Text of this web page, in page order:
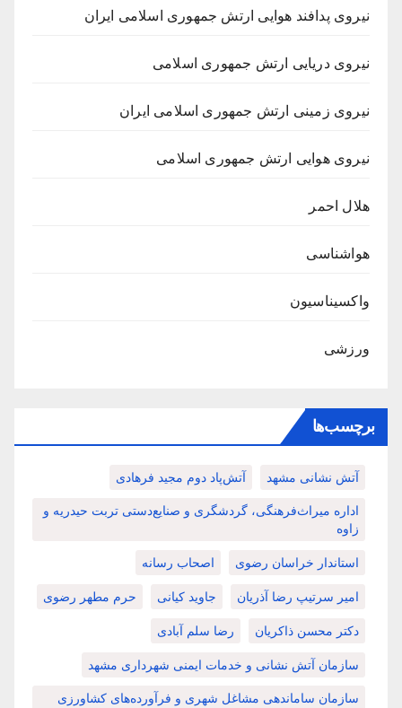
نیروی پدافند هوایی ارتش جمهوری اسلامی ایران
نیروی دریایی ارتش جمهوری اسلامی
نیروی زمینی ارتش جمهوری اسلامی ایران
نیروی هوایی ارتش جمهوری اسلامی
هلال احمر
هواشناسی
واکسیناسیون
ورزشی
برچسب‌ها
آتش نشانی مشهد آتش‌پاد دوم مجید فرهادی
اداره میراث‌فرهنگی، گردشگری و صنایع‌دستی تربت حیدریه و
زاوه
استاندار خراسان رضوی اصحاب رسانه
امیر سرتیپ رضا آذریان جاوید کیانی حرم مطهر رضوی
دکتر محسن ذاکریان رضا سلم آبادی
سازمان آتش نشانی و خدمات ایمنی شهرداری مشهد
سازمان ساماندهی مشاغل شهری و فرآورده‌های کشاورزی